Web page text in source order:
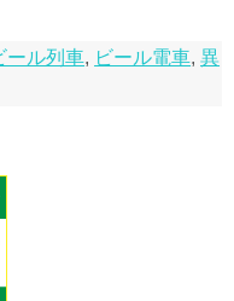
ール列車, ビール電車,異